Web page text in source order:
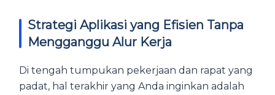
Strategi Aplikasi yang Efisien Tanpa
Mengganggu Alur Kerja
Di tengah tumpukan pekerjaan dan rapat yang
padat, hal terakhir yang Anda inginkan adalah